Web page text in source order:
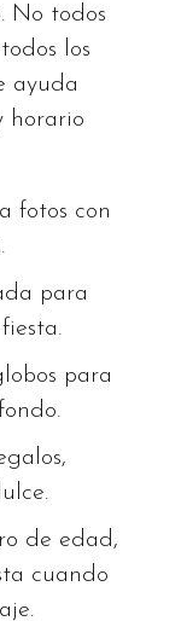
No todos
los
ayuda
horario
fotos con
para
para
de edad,
cuando